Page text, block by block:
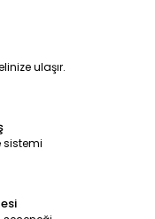
ulaşır.
sistemi